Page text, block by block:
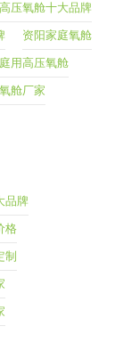
压氧舱十大品牌
资阳家庭氧舱
用高压氧舱
舱厂家
品牌
格
制